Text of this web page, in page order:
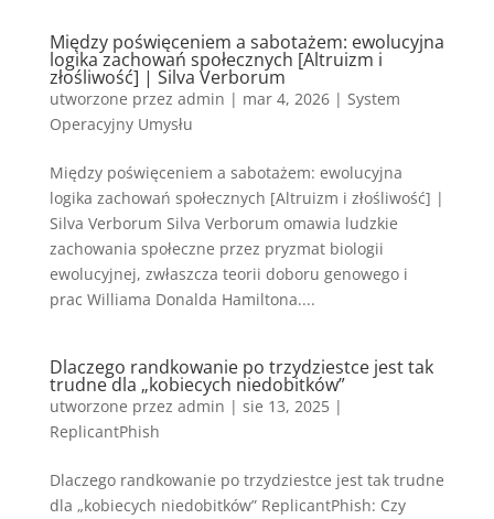
Między poświęceniem a sabotażem: ewolucyjna
logika zachowań społecznych [Altruizm i
złośliwość] | Silva Verborum
utworzone przez admin | mar 4, 2026| System
Operacyjny Umysłu
Między poświęceniem a sabotażem: ewolucyjna
logika zachowań społecznych [Altruizm i złośliwość] |
Silva Verborum Silva Verborum omawia ludzkie
zachowania społeczne przez pryzmat biologii
ewolucyjnej, zwłaszcza teorii doboru genowego i
prac Williama Donalda Hamiltona....
Dlaczego randkowanie po trzydziestce jest tak
trudne dla „kobiecych niedobitków”
utworzone przez admin | sie 13, 2025|
ReplicantPhish
Dlaczego randkowanie po trzydziestce jest tak trudne
dla „kobiecych niedobitków” ReplicantPhish: Czy